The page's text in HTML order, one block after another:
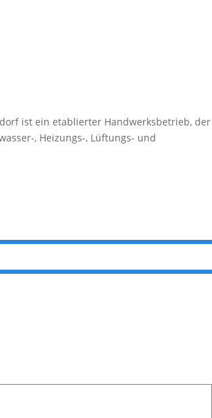
ist ein etablierter Handwerksbetrieb, der
, Heizungs-, Lüftungs- und